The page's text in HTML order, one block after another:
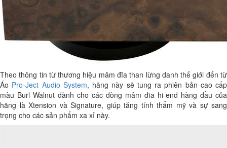
Theo thông tin từ thương hiệu mâm đĩa than lừng danh thế giới đến từ
Áo Pro-Ject Audio System, hãng này sẽ tung ra phiên bản cao cấp
màu Burl Walnut dành cho các dòng mâm đĩa hi-end hàng đầu của
hãng là Xtension và Signature, giúp tăng tính thẩm mỹ và sự sang
trọng cho các sản phẩm xa xỉ này.